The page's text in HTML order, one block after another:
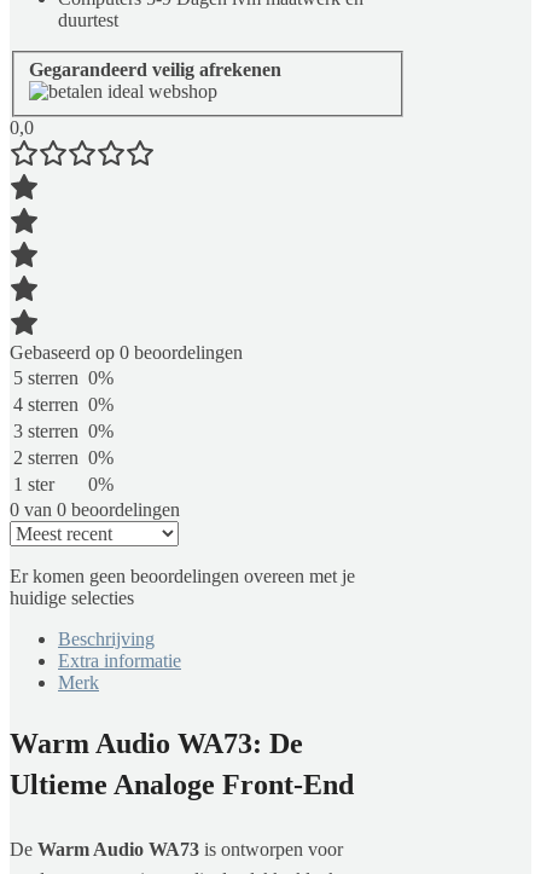
duurtest
Gegarandeerd veilig afrekenen
0,0
Gebaseerd op 0 beoordelingen
5 sterren 0%
4 sterren 0%
3 sterren 0%
2 sterren 0%
1 ster
0%
0 van 0 beoordelingen
Er komen geen beoordelingen overeen met je
huidige selecties
Beschrijving
Extra informatie
Merk
Warm Audio WA73: De
Ultieme Analoge Front-End
De Warm Audio WA73 is ontworpen voor